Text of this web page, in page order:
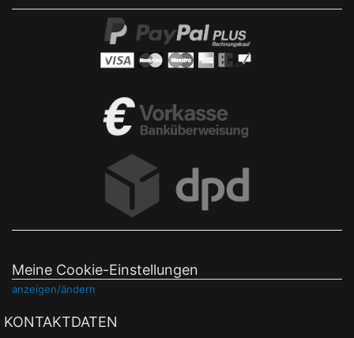
Meine Cookie-Einstellungen
anzeigen/ändern
KONTAKTDATEN